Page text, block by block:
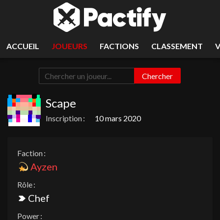
ACCUEIL JOUEURS FACTIONS CLASSEMENT
Chercher
Scape
Inscription : 10 mars 2020
Faction :
Ayzen
Rôle :
Chef
Power :